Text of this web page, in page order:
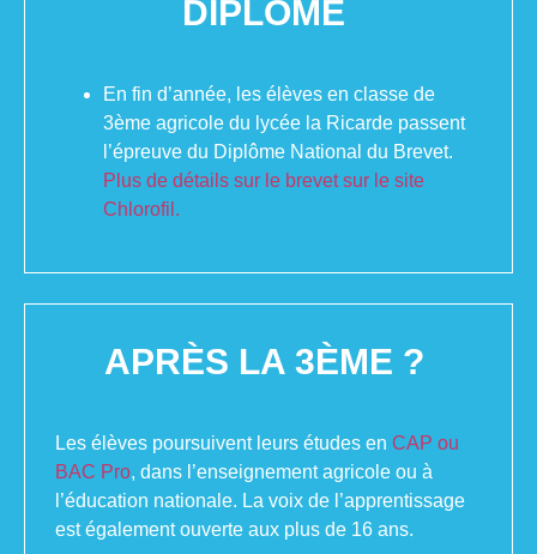
DIPLÔME
En fin d’année, les élèves en classe de
3ème agricole du lycée la Ricarde passent
l’épreuve du Diplôme National du Brevet.
Plus de détails sur le brevet sur le site
Chlorofil.
APRÈS LA 3ÈME ?
Les élèves poursuivent leurs études en CAP ou
BAC Pro, dans l’enseignement agricole ou à
l’éducation nationale. La voix de l’apprentissage
est également ouverte aux plus de 16 ans.